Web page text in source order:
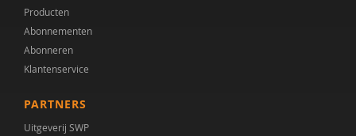
Producten
Abonnementen
Abonneren
Klantenservice
PARTNERS
Uitgeverij SWP